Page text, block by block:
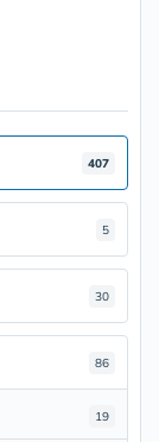
407
5
30
86
19